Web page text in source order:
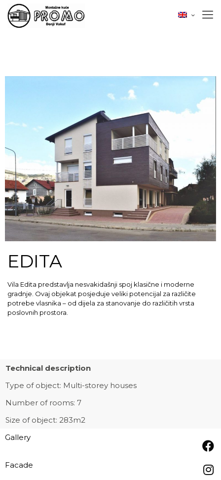
EDITA
Vila Edita predstavlja nesvakidašnji spoj klasične i moderne
gradnje. Ovaj objekat posjeduje veliki potencijal za različite
potrebe vlasnika – od dijela za stanovanje do različitih vrsta
poslovnih prostora.
Technical description
Type of object: Multi-storey houses
Number of rooms: 7
Size of object: 283m2
Gallery
Facade